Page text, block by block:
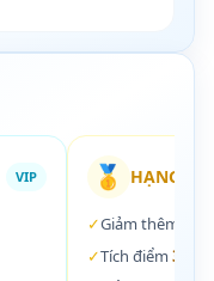
VIP 🥇 HẠNG
✓Giảm thêm
✓Tích điểm 3%